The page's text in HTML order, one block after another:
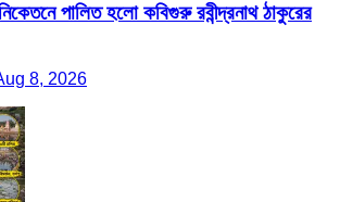
পালিত হলো কবিগুরু রবীন্দ্রনাথ ঠাকুরের
8, 2026